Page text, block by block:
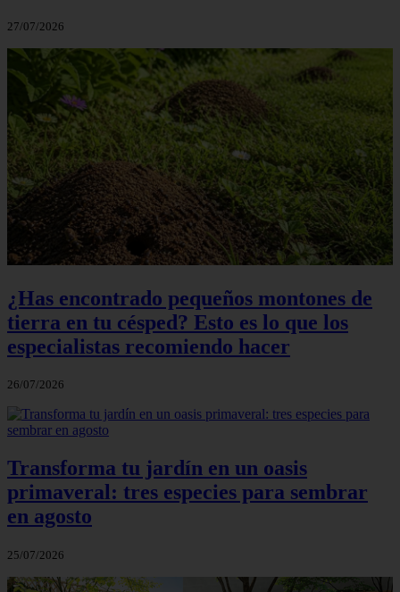
27/07/2026
¿Has encontrado pequeños montones de
tierra en tu césped? Esto es lo que los
especialistas recomiendo hacer
26/07/2026
Transforma tu jardín en un oasis
primaveral: tres especies para sembrar
en agosto
25/07/2026